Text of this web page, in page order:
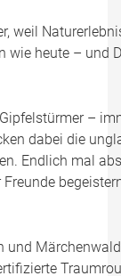
weil
wie heute – und
–
dabei die
Endlich mal
und